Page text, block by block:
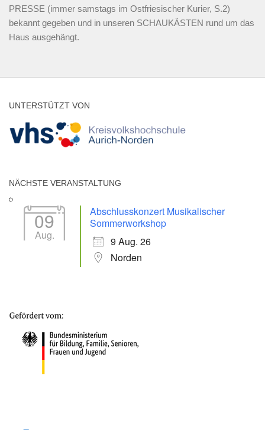
PRESSE (immer samstags im Ostfriesischer Kurier, S.2)
bekannt gegeben und in unseren SCHAUKÄSTEN rund um das
Haus ausgehängt.
UNTERSTÜTZT VON
NÄCHSTE VERANSTALTUNG
09
Aug.
Abschlusskonzert Musikalischer
Sommerworkshop
9 Aug. 26
Norden